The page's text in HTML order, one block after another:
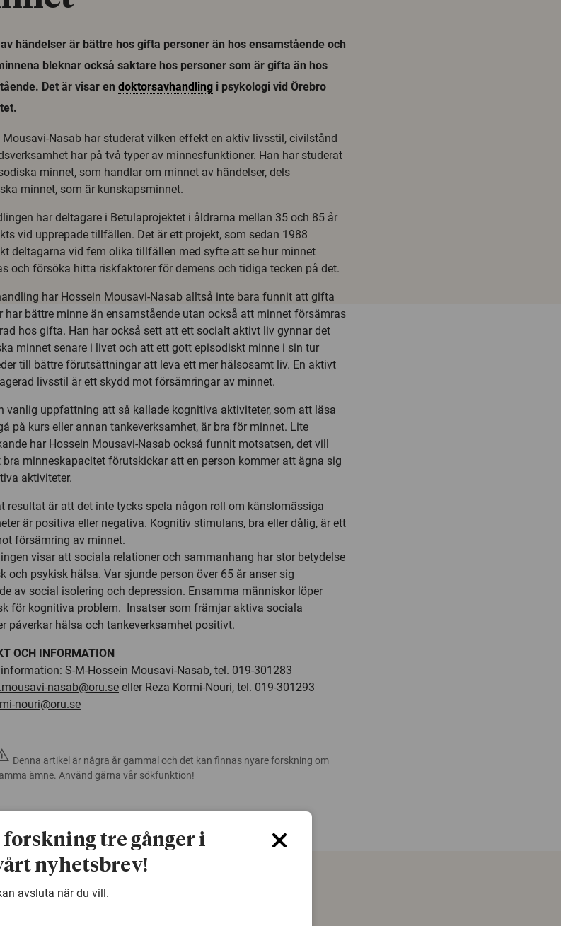
händelser är bättre hos gifta personer än hos ensamstående och
bleknar också saktare hos personer som är gifta än hos
Det är visar en doktorsavhandling i psykologi vid Örebro
Mousavi-Nasab har studerat vilken effekt en aktiv livsstil, civilstånd
har på två typer av minnesfunktioner. Han har studerat
minnet, som handlar om minnet av händelser, dels
minnet, som är kunskapsminnet.
har deltagare i Betulaprojektet i åldrarna mellan 35 och 85 år
vid upprepade tillfällen. Det är ett projekt, som sedan 1988
deltagarna vid fem olika tillfällen med syfte att se hur minnet
och försöka hitta riskfaktorer för demens och tidiga tecken på det.
har Hossein Mousavi-Nasab alltså inte bara funnit att gifta
har bättre minne än ensamstående utan också att minnet försämras
hos gifta. Han har också sett att ett socialt aktivt liv gynnar det
minnet senare i livet och att ett gott episodiskt minne i sin tur
till bättre förutsättningar att leva ett mer hälsosamt liv. En aktivt
livsstil är ett skydd mot försämringar av minnet.
vanlig uppfattning att så kallade kognitiva aktiviteter, som att läsa
på kurs eller annan tankeverksamhet, är bra för minnet. Lite
har Hossein Mousavi-Nasab också funnit motsatsen, det vill
bra minneskapacitet förutskickar att en person kommer att ägna sig
aktiviteter.
resultat är att det inte tycks spela någon roll om känslomässiga
är positiva eller negativa. Kognitiv stimulans, bra eller dålig, är ett
försämring av minnet.
visar att sociala relationer och sammanhang har stor betydelse
och psykisk hälsa. Var sjunde person över 65 år anser sig
av social isolering och depression. Ensamma människor löper
för kognitiva problem. Insatser som främjar aktiva sociala
påverkar hälsa och tankeverksamhet positivt.
OCH INFORMATION
S-M-Hossein Mousavi-Nasab, tel. 019-301283
nasab@oru.se eller Reza Kormi-Nouri, tel. 019-301293
nouri@oru.se
Denna artikel är några år gammal och det kan finnas nyare forskning om
ämne. Använd gärna vår sökfunktion!
forskning tre gånger i
nyhetsbrev!
avsluta när du vill.